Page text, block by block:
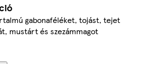
gabonaféléket, tojást, tejet
mustárt és szezámmagot